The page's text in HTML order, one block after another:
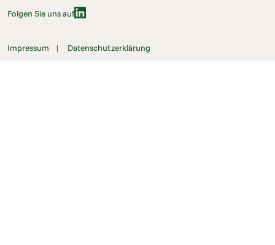
Folgen Sie uns auf
Impressum Datenschutzerklärung